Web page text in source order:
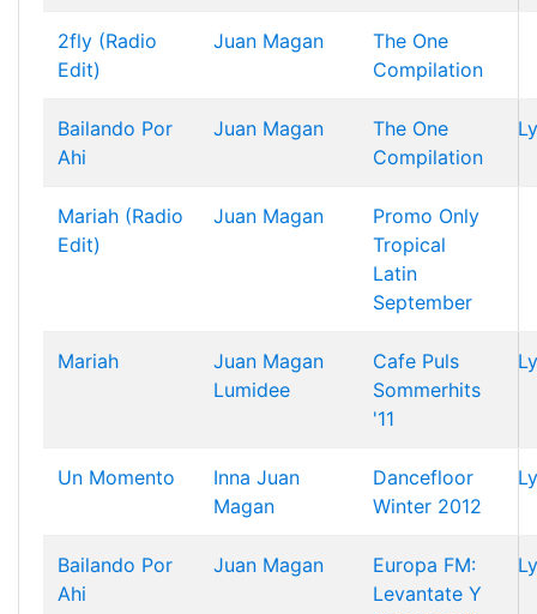
2fly (Radio
Edit)
Juan Magan
The One
Compilation
Bailando Por
Ahi
Juan Magan
The One
Compilation
Mariah (Radio
Edit)
Juan Magan
Promo Only
Tropical
Latin
September
Mariah
Juan Magan
Lumidee
Cafe Puls
Sommerhits
'11
Un Momento Inna Juan
Magan
Dancefloor
Winter 2012
Bailando Por
Ahi
Juan Magan
Europa FM:
Levantate Y